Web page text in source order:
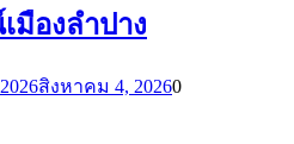
มืองลำปาง
สิงหาคม 4, 20260